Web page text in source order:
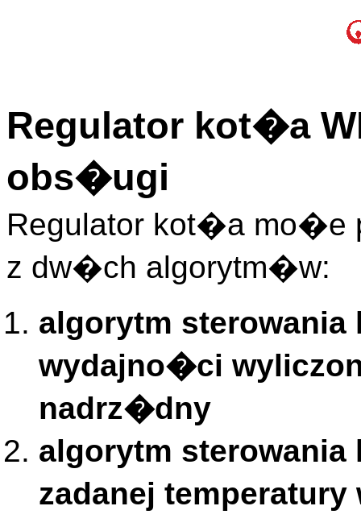
Regulator kot�a
obs�ugi
Regulator kot�a mo�e
z dw�ch algorytm�w:
algorytm
wydajno�ci
nadrz�dny
algorytm
zadanej